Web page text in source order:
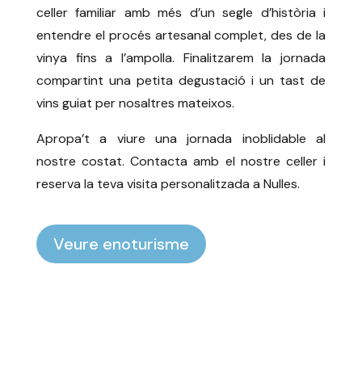
celler familiar amb més d’un segle d’història i
entendre el procés artesanal complet, des de la
vinya fins a l’ampolla. Finalitzarem la jornada
compartint una petita degustació i un tast de
vins guiat per nosaltres mateixos.
Apropa’t a viure una jornada inoblidable al
nostre costat. Contacta amb el nostre celler i
reserva la teva visita personalitzada a Nulles.
Veure enoturisme